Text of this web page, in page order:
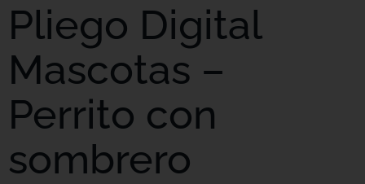
Pliego Digital
Mascotas –
Perrito con
sombrero